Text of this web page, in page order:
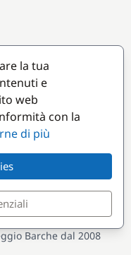
Barche dal 2008
la tua
e
web
con la
di più